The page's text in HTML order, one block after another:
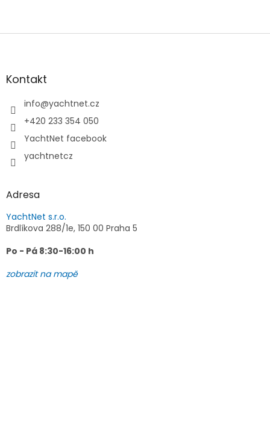
Z
aKontakt
info@yachtnet.cz
+420 233 354 050
YachtNet facebook
yachtnetcz
Adresa
YachtNet s.r.o.
Brdlíkova 288/1e, 150 00 Praha 5
Po - Pá 8:30-16:00 h
zobrazit na mapě